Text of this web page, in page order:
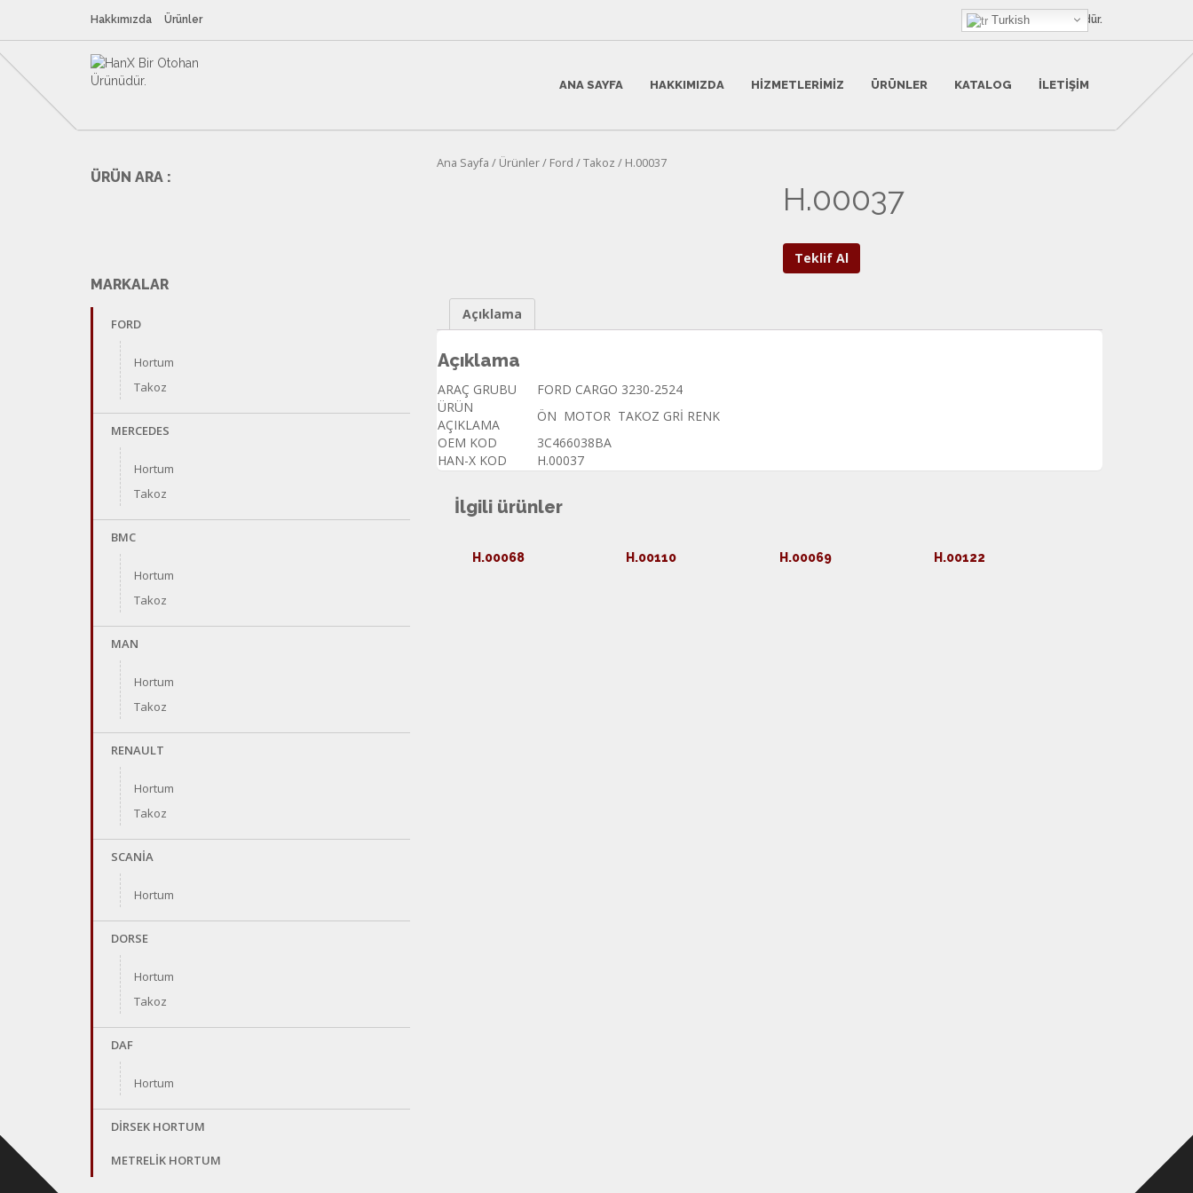
Hakkımızda Ürünler HanX BirOtohan Ürünüdür.
ANA SAYFA HAKKIMIZDA HIZMETLERIMIZ ÜRÜNLER KATALOG İLETIŞIM
ÜRÜN ARA :
MARKALAR
FORD
Hortum
Takoz
MERCEDES
Hortum
Takoz
BMC
Hortum
Takoz
MAN
Hortum
Takoz
RENAULT
Hortum
Takoz
SCANİA
Hortum
DORSE
Hortum
Takoz
DAF
Hortum
DİRSEK HORTUM
METRELİK HORTUM
Ana Sayfa / Ürünler/ Ford /Takoz / H.00037
H.00037
Teklif Al
Açıklama
Açıklama
ARAÇ GRUBU
FORD CARGO 3230-2524
ÜRÜN
AÇIKLAMA
ÖN MOTOR TAKOZ GRİ RENK
OEM KOD
3C466038BA
HAN-X KOD
H.00037
İlgili ürünler
H.00068 H.00110 H.00069 H.00122
Turkish